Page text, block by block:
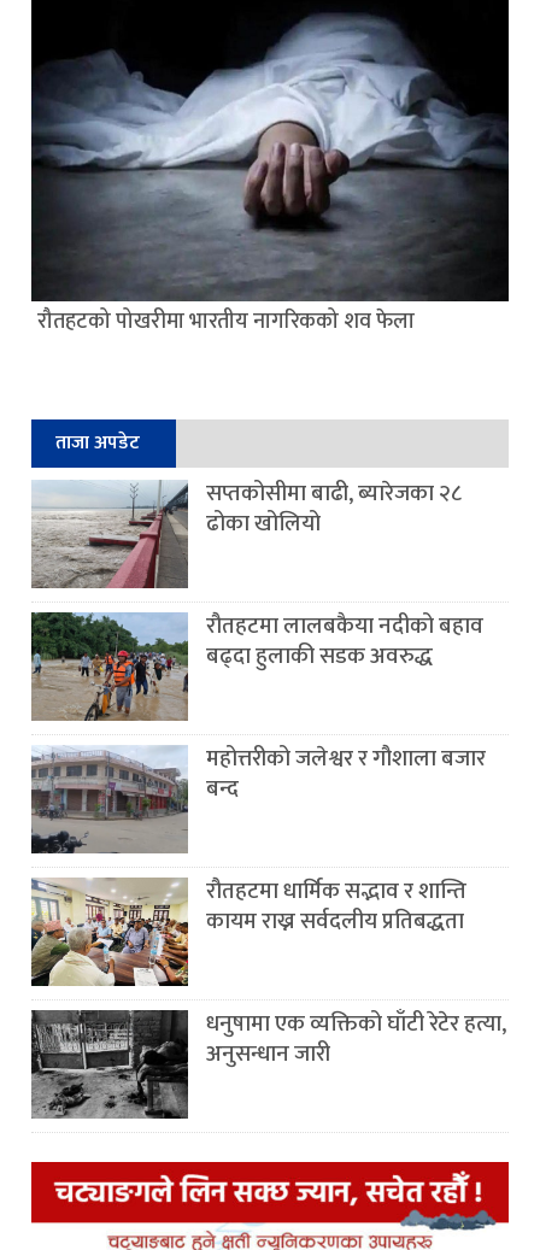
रौतहटको पोखरीमा भारतीय नागरिकको शव फेला
ताजा अपडेट
सप्तकोसीमा बाढी, ब्यारेजका २८
ढोका खोलियो
रौतहटमा लालबकैया नदीको बहाव
बढ्दा हुलाकी सडक अवरुद्ध
महोत्तरीको जलेश्वर र गौशाला बजार
बन्द
रौतहटमा धार्मिक सद्भाव र शान्ति
कायम राख्न सर्वदलीय प्रतिबद्धता
धनुषामा एक व्यक्तिको घाँटी रेटेर हत्या,
अनुसन्धान जारी